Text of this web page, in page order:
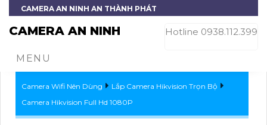
CAMERA AN NINH AN THÀNH PHÁT
CAMERA AN NINH Hotline 0938.112.399
MENU
Camera Wifi Nên Dùng
Lắp Camera Hikvision Trọn Bộ
Camera Hikvision Full Hd 1080P